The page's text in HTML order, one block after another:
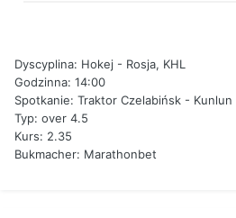
Dyscyplina: Hokej - Rosja, KHL
Godzinna: 14:00
Spotkanie: Traktor Czelabińsk - Kunlun
Typ: over 4.5
Kurs: 2.35
Bukmacher: Marathonbet